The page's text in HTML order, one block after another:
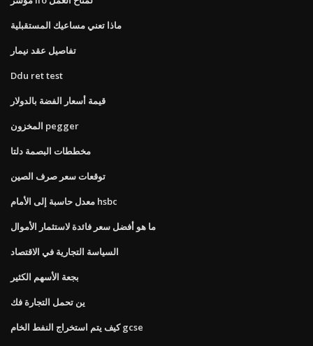
ماذا تعني مساعيك المستقبلية
تفاصيل عقد نيمار
Ddu ret test
قيمة أسعار الفضة بالدولار
المخزون pegger
مخططات البصمة دلتا
توقعات سعر صرف الصين
معدل حاسبة إلى الأمام hsbc
ما هو أفضل سعر فائدة لاستثمار الأموال
السياسة التجارية في الاقتصاد
بجعة الأسهم الكثير
ين تحمل التجارة فك
كيف يتم استخراج النفط الخام gcse